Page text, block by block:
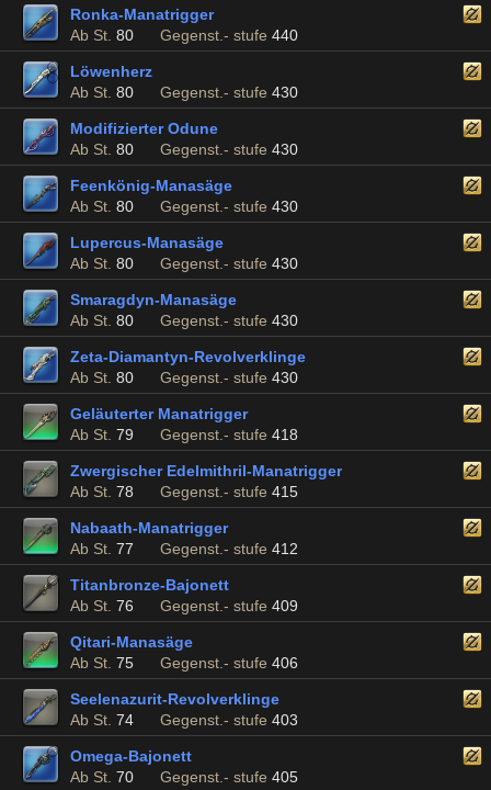
Ronka-Manatrigger
Ab St. 80 Gegenst.- stufe 440
Löwenherz
Ab St. 80 Gegenst.- stufe 430
Modifizierter Odune
Ab St. 80 Gegenst.- stufe 430
Feenkönig-Manasäge
Ab St. 80 Gegenst.- stufe 430
Lupercus-Manasäge
Ab St. 80 Gegenst.- stufe 430
Smaragdyn-Manasäge
Ab St. 80 Gegenst.- stufe 430
Zeta-Diamantyn-Revolverklinge
Ab St. 80 Gegenst.- stufe 430
Geläuterter Manatrigger
Ab St. 79 Gegenst.- stufe 418
Zwergischer Edelmithril-Manatrigger
Ab St. 78 Gegenst.- stufe 415
Nabaath-Manatrigger
Ab St. 77 Gegenst.- stufe 412
Titanbronze-Bajonett
Ab St. 76 Gegenst.- stufe 409
Qitari-Manasäge
Ab St. 75 Gegenst.- stufe 406
Seelenazurit-Revolverklinge
Ab St. 74 Gegenst.- stufe 403
Omega-Bajonett
Ab St. 70 Gegenst.- stufe 405